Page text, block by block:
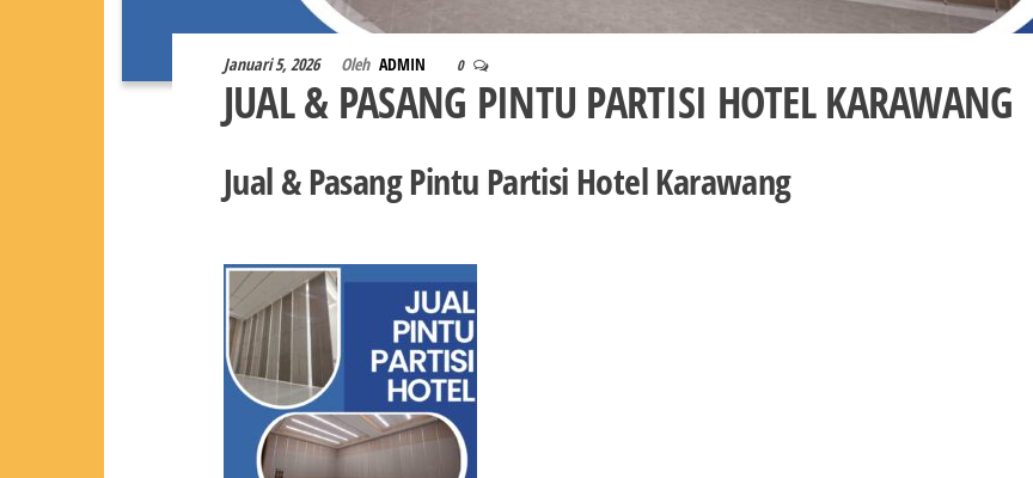
Januari 5, 2026 Oleh ADMIN 0
JUAL & PASANG PINTU PARTISI HOTEL KARAWANG
Jual & Pasang Pintu Partisi Hotel Karawang